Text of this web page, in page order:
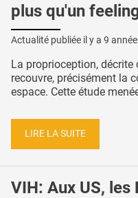
plus qu'un
Actualité publiée il y a 9
La proprioception, décrite
recouvre, précisément la
espace. Cette étude
LIRE LA SUITE
VIH: Aux US, les